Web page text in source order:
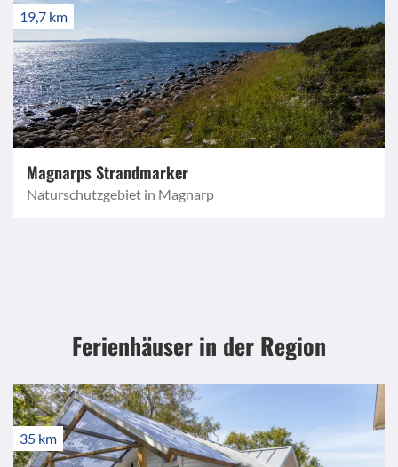
19,7 km
Magnarps Strandmarker
Naturschutzgebiet in Magnarp
Ferienhäuser in der Region
35 km